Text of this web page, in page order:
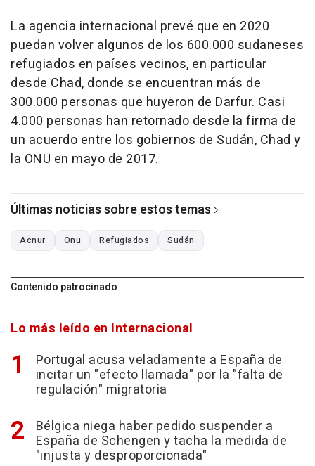
La agencia internacional prevé que en 2020
puedan volver algunos de los 600.000 sudaneses
refugiados en países vecinos, en particular
desde Chad, donde se encuentran más de
300.000 personas que huyeron de Darfur. Casi
4.000 personas han retornado desde la firma de
un acuerdo entre los gobiernos de Sudán, Chad y
la ONU en mayo de 2017.
Últimas noticias sobre estos temas
Acnur Onu Refugiados Sudán
Contenido patrocinado
Lo más leído en Internacional
Portugal acusa veladamente a España de
incitar un "efecto llamada" por la "falta de
regulación" migratoria
Bélgica niega haber pedido suspender a
España de Schengen y tacha la medida de
"injusta y desproporcionada"